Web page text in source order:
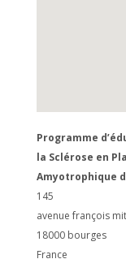
Programme
la Sclérose en
Amyotrophique
145
avenue françois
18000 bourges
France